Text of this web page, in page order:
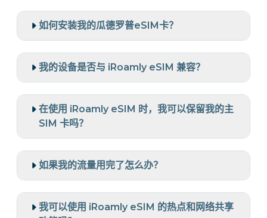
如何安装我的瓜德罗普eSIM卡？
我的设备是否与 iRoamly eSIM 兼容？
在使用 iRoamly eSIM 时，我可以保留我的主
SIM 卡吗？
如果我的流量用完了怎么办？
我可以使用 iRoamly eSIM 的热点和网络共享